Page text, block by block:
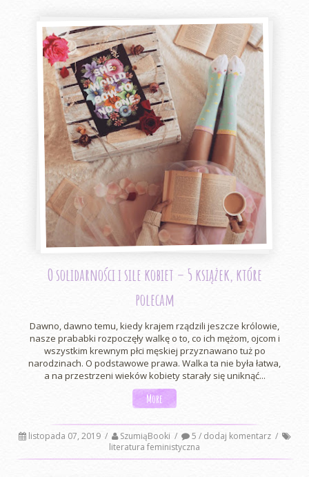
O solidarności i sile kobiet – 5 książek, które
polecam
Dawno, dawno temu, kiedy krajem rządzili jeszcze królowie,
nasze prababki rozpoczęły walkę o to, co ich mężom, ojcom i
wszystkim krewnym płci męskiej przyznawano tuż po
narodzinach. O podstawowe prawa. Walka ta nie była łatwa,
a na przestrzeni wieków kobiety starały się uniknąć...
More
listopada 07, 2019 / SzumiąBooki / 5 / dodaj komentarz /
literatura feministyczna